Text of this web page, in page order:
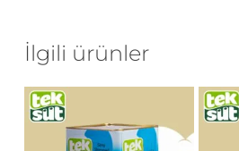
İlgili ürünler